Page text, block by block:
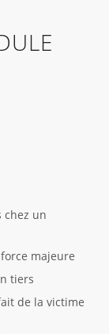
chez un
majeure
tiers
de la victime